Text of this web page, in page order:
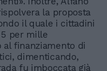
la proposta
il quale i cittadini
per mille
finanziamento di
dimenticando,
fu imboccata già